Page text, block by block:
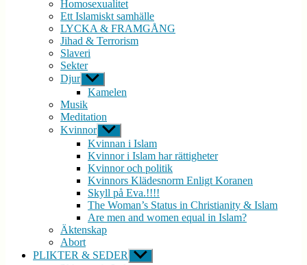
Homosexualitet
Ett Islamiskt samhälle
LYCKA & FRAMGÅNG
Jihad & Terrorism
Slaveri
Sekter
Djur Visa
undermeny
Kamelen
Musik
Meditation
Kvinnor Visa
undermeny
Kvinnan i Islam
Kvinnor i Islam har rättigheter
Kvinnor och politik
Kvinnors Klädesnorm Enligt Koranen
Skyll på Eva.!!!!
The Woman’s Status in Christianity & Islam
Are men and women equal in Islam?
Äktenskap
Abort
PLIKTER & SEDER
Visa